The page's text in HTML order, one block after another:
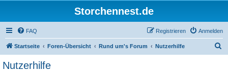
Storchennest.de
FAQ Anmelden
Registrieren
Startseite Foren-Übersicht Rund um's Forum Nutzerhilfe
Nutzerhilfe